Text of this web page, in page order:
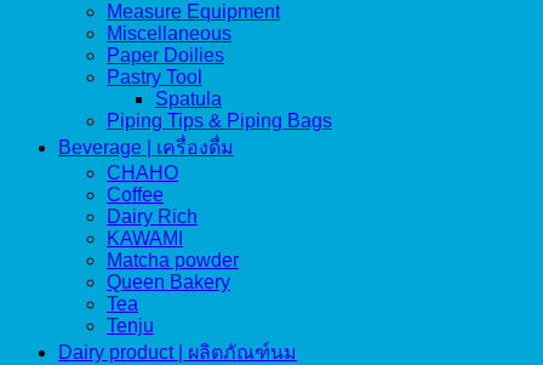
Measure Equipment
Miscellaneous
Paper Doilies
Pastry Tool
Spatula
Piping Tips & Piping Bags
Beverage | เครื่องดื่ม
CHAHO
Coffee
Dairy Rich
KAWAMI
Matcha powder
Queen Bakery
Tea
Tenju
Dairy product | ผลิตภัณฑ์นม